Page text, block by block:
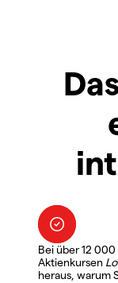
Bei über 12 000
Aktienkursen
heraus, warum